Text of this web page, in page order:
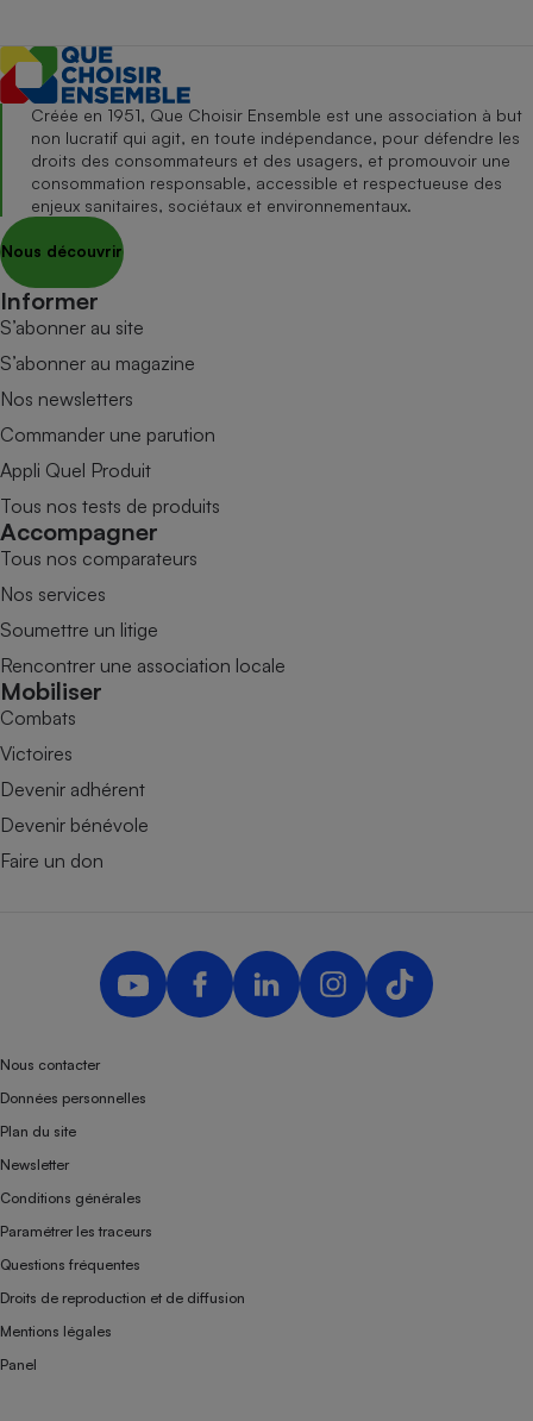
Créée en 1951, Que Choisir Ensemble est une association à but
non lucratif qui agit, en toute indépendance, pour défendre les
droits des consommateurs et des usagers, et promouvoir une
consommation responsable, accessible et respectueuse des
enjeux sanitaires, sociétaux et environnementaux.
Nous découvrir
Informer
S’abonner au site
S’abonner au magazine
Nos newsletters
Commander une parution
Appli Quel Produit
Tous nos tests de produits
Accompagner
Tous nos comparateurs
Nos services
Soumettre un litige
Rencontrer une association locale
Mobiliser
Combats
Victoires
Devenir adhérent
Devenir bénévole
Faire un don
Nous contacter
Données personnelles
Plan du site
Newsletter
Conditions générales
Paramétrer les traceurs
Questions fréquentes
Droits de reproduction et de diffusion
Mentions légales
Panel